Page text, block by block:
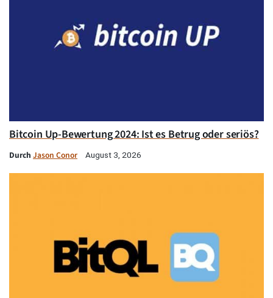
Bitcoin Up-Bewertung 2024: Ist es Betrug oder seriös?
Durch Jason Conor August 3, 2026